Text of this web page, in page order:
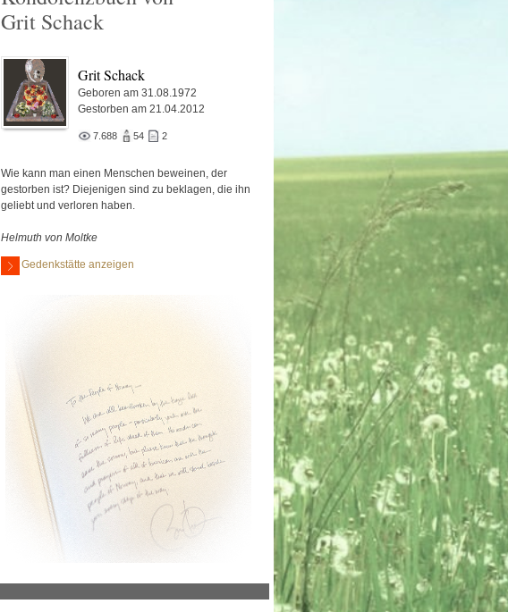
Grit Schack
Grit Schack
Geboren am 31.08.1972
Gestorben am 21.04.2012
7.688 54 2
Wie kann man einen Menschen beweinen, der
gestorben ist? Diejenigen sind zu beklagen, die ihn
geliebt und verloren haben.
Helmuth von Moltke
Gedenkstätte anzeigen